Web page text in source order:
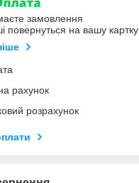
замовлення
повернуться на вашу картку
рахунок
розрахунок